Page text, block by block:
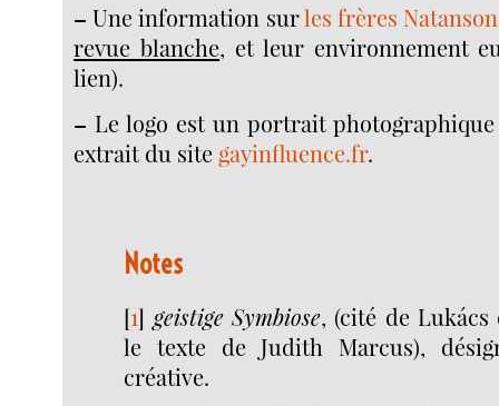
– Une information surles frères Natanson
revue blanche, et leur environnement
lien).
– Le logo est un portrait
extrait du site gayinfluence.fr.
Notes
[1] geistige Symbiose, (cité de Lukács
le texte de Judith Marcus),
créative.